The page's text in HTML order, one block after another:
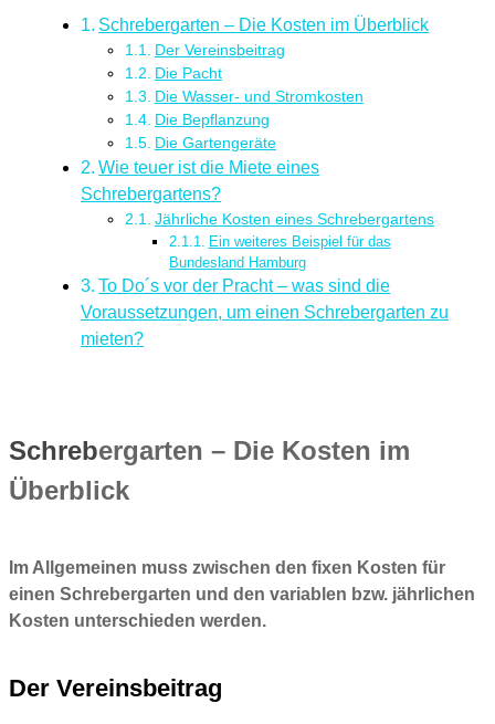
Schrebergarten – Die Kosten im Überblick
Der Vereinsbeitrag
Die Pacht
Die Wasser- und Stromkosten
Die Bepflanzung
Die Gartengeräte
Wie teuer ist die Miete eines
Schrebergartens?
Jährliche Kosten eines Schrebergartens
Ein weiteres Beispiel für das
Bundesland Hamburg
To Do´s vor der Pracht – was sind die
Voraussetzungen, um einen Schrebergarten zu
mieten?
Schrebergarten – Die Kosten im
Überblick
Im Allgemeinen muss zwischen den fixen Kosten für
einen Schrebergarten und den variablen bzw. jährlichen
Kosten unterschieden werden.
Der Vereinsbeitrag